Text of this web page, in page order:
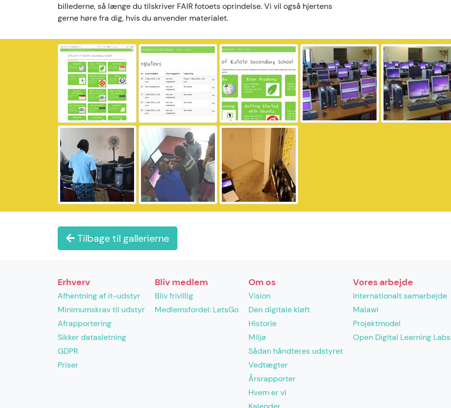
billederne, så længe du tilskriver FAIR fotoets oprindelse. Vi vil også hjertens
gerne høre fra dig, hvis du anvender materialet.
Tilbage til gallerierne
Erhverv
Afhentning af it-udstyr
Minimumskrav til udstyr
Afrapportering
Sikker datasletning
GDPR
Priser
Bliv medlem
Bliv frivillig
Medlemsfordel: LetsGo
Om os
Vision
Den digitale kløft
Historie
Miljø
Sådan håndteres udstyret
Vedtægter
Årsrapporter
Hvem er vi
Vores arbejde
Internationalt samarbejde
Malawi
Projektmodel
Open Digital Learning Labs